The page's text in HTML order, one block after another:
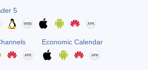
5
Economic Calendar